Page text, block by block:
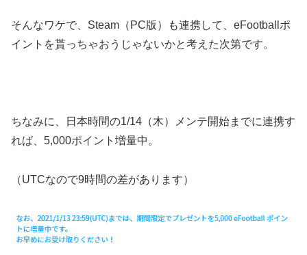
そんなワケで、Steam（PC版）も連携して、eFootballポ
イントを貰っちゃおうじゃないかと考えた次第です。
ちなみに、日本時間の1/14（木）メンテ開始までに連携す
れば、5,000ポイント増量中。
（UTCなので9時間の差があります）